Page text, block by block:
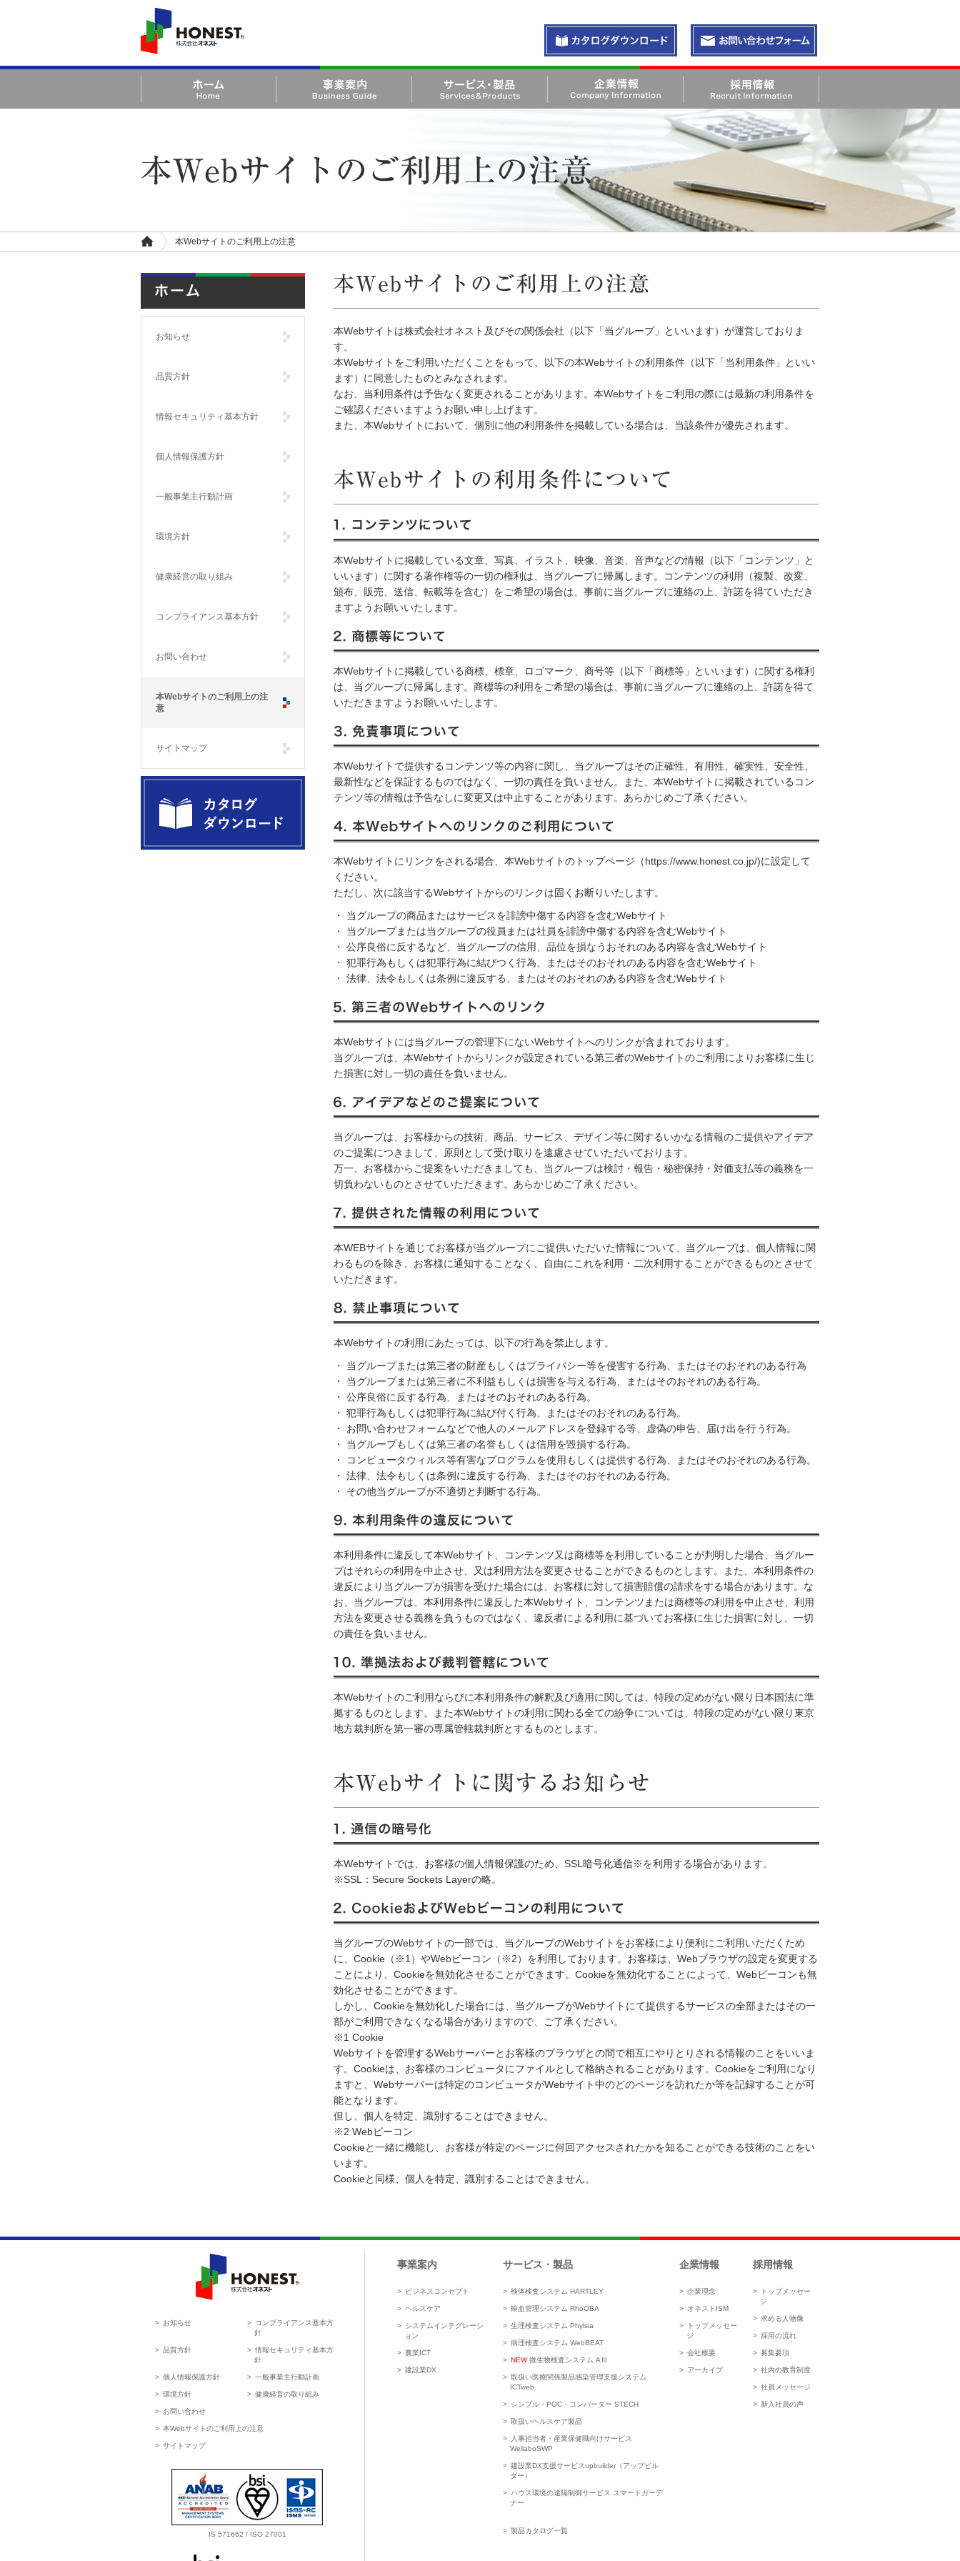
ネスト
お問い合わせ・資料請求 お問い合わせ・資料請求
採用情報 Recruit Information
本Webサイトのご利用上の注意 | 株式会社オネスト
ホ
本Webサイトのご利用上の注意
本Webサイトは株式会社オネスト及びその関係会社（以下「当グループ」といいます）が運営しておりま
す。
本Webサイトをご利用いただくことをもって、以下の本Webサイトの利用条件（以下「当利用条件」といい
ます）に同意したものとみなされます。
なお、当利用条件は予告なく変更されることがあります。本Webサイトをご利用の際には最新の利用条件を
ご確認くださいますようお願い申し上げます。
また、本Webサイトにおいて、個別に他の利用条件を掲載している場合は、当該条件が優先されます。
1. コンテンツについて
本Webサイトに掲載している文章、写真、イラスト、映像、音楽、音声などの情報（以下「コンテンツ」と
いいます）に関する著作権等の一切の権利は、当グループに帰属します。コンテンツの利用（複製、改変、
頒布、販売、送信、転載等を含む）をご希望の場合は、事前に当グループに連絡の上、許諾を得ていただき
ますようお願いいたします。
2. 商標等について
本Webサイトに掲載している商標、標章、ロゴマーク、商号等（以下「商標等」といいます）に関する権利
は、当グループに帰属します。商標等の利用をご希望の場合は、事前に当グループに連絡の上、許諾を得て
いただきますようお願いいたします。
3. 免責事項について
本Webサイトで提供するコンテンツ等の内容に関し、当グループはその正確性、有用性、確実性、安全性、
最新性などを保証するものではなく、一切の責任を負いません。また、本Webサイトに掲載されているコン
テンツ等の情報は予告なしに変更又は中止することがあります。あらかじめご了承ください。
4. 本Webサイトへのリンクのご利用について
本Webサイトにリンクをされる場合、本Webサイトのトップページ（https://www.honest.co.jp/)に設定して
ください。
ただし、次に該当するWebサイトからのリンクは固くお断りいたします。
・ 当グループの商品またはサービスを誹謗中傷する内容を含むWebサイト
・ 当グループまたは当グループの役員または社員を誹謗中傷する内容を含むWebサイト
・ 公序良俗に反するなど、当グループの信用、品位を損なうおそれのある内容を含むWebサイト
・ 犯罪行為もしくは犯罪行為に結びつく行為、またはそのおそれのある内容を含むWebサイト
・ 法律、法令もしくは条例に違反する、またはそのおそれのある内容を含むWebサイト
5. 第三者のWebサイトへのリンク
本Webサイトには当グループの管理下にないWebサイトへのリンクが含まれております。
当グループは、本Webサイトからリンクが設定されている第三者のWebサイトのご利用によりお客様に生じ
た損害に対し一切の責任を負いません。
6. アイデアなどのご提案について
当グループは、お客様からの技術、商品、サービス、デザイン等に関するいかなる情報のご提供やアイデア
のご提案につきまして、原則として受け取りを遠慮させていただいております。
万一、お客様からご提案をいただきましても、当グループは検討・報告・秘密保持・対価支払等の義務を一
切負わないものとさせていただきます。あらかじめご了承ください。
7. 提供された情報の利用について
本WEBサイトを通じてお客様が当グループにご提供いただいた情報について、当グループは、個人情報に関
わるものを除き、お客様に通知することなく、自由にこれを利用・二次利用することができるものとさせて
いただきます。
8. 禁止事項について
本Webサイトの利用にあたっては、以下の行為を禁止します。
・ 当グループまたは第三者の財産もしくはプライバシー等を侵害する行為、またはそのおそれのある行為
・ 当グループまたは第三者に不利益もしくは損害を与える行為、またはそのおそれのある行為。
・ 公序良俗に反する行為、またはそのおそれのある行為。
・ 犯罪行為もしくは犯罪行為に結び付く行為、またはそのおそれのある行為。
・ お問い合わせフォームなどで他人のメールアドレスを登録する等、虚偽の申告、届け出を行う行為。
・ 当グループもしくは第三者の名誉もしくは信用を毀損する行為。
・ コンピュータウィルス等有害なプログラムを使用もしくは提供する行為、またはそのおそれのある行為。
・ 法律、法令もしくは条例に違反する行為、またはそのおそれのある行為。
・ その他当グループが不適切と判断する行為。
9. 本利用条件の違反について
本利用条件に違反して本Webサイト、コンテンツ又は商標等を利用していることが判明した場合、当グルー
プはそれらの利用を中止させ、又は利用方法を変更させることができるものとします。また、本利用条件の
違反により当グループが損害を受けた場合には、お客様に対して損害賠償の請求をする場合があります。な
お、当グループは、本利用条件に違反した本Webサイト、コンテンツまたは商標等の利用を中止させ、利用
方法を変更させる義務を負うものではなく、違反者による利用に基づいてお客様に生じた損害に対し、一切
の責任を負いません。
10. 準拠法および裁判管轄について
本Webサイトのご利用ならびに本利用条件の解釈及び適用に関しては、特段の定めがない限り日本国法に準
拠するものとします。また本Webサイトの利用に関わる全ての紛争については、特段の定めがない限り東京
地方裁判所を第一審の専属管轄裁判所とするものとします。
1. 通信の暗号化
本Webサイトでは、お客様の個人情報保護のため、SSL暗号化通信※を利用する場合があります。
※SSL：Secure Sockets Layerの略。
2. CookieおよびWebビーコンの利用について
当グループのWebサイトの一部では、当グループのWebサイトをお客様により便利にご利用いただくため
に、Cookie（※1）やWebビーコン（※2）を利用しております。お客様は、Webブラウザの設定を変更する
ことにより、Cookieを無効化させることができます。Cookieを無効化することによって、Webビーコンも無
効化させることができます。
しかし、Cookieを無効化した場合には、当グループがWebサイトにて提供するサービスの全部またはその一
部がご利用できなくなる場合がありますので、ご了承ください。
※1 Cookie
Webサイトを管理するWebサーバーとお客様のブラウザとの間で相互にやりとりされる情報のことをいいま
す。Cookieは、お客様のコンピュータにファイルとして格納されることがあります。Cookieをご利用になり
ますと、Webサーバーは特定のコンピュータがWebサイト中のどのページを訪れたか等を記録することが可
能となります。
但し、個人を特定、識別することはできません。
※2 Webビーコン
Cookieと一緒に機能し、お客様が特定のページに何回アクセスされたかを知ることができる技術のことをい
います。
Cookieと同様、個人を特定、識別することはできません。
ホーム
お知らせ
品質方針
情報セキュリティ基本方針
個人情報保護方針
一般事業主行動計画
環境方針
健康経営の取り組み
コンプライアンス基本方針
お問い合わせ
本Webサイトのご利用上の注
意
サイトマップ
お知らせ
コンプライアンス基本方
針
品質方針
情報セキュリティ基本方
針
個人情報保護方針 一般事業主行動計画
環境方針 健康経営の取り組み
お問い合わせ
本Webサイトのご利用上の注意
サイトマップ
IS 571662 / ISO 27001
事業案内
ビジネスコンセプト
ヘルスケア
システムインテグレーシ
ョン
農業ICT
建設業DX
サービス・製品
検体検査システム HARTLEY
輸血管理システム RhoOBA
生理検査システム Phylsia
病理検査システム WebBEAT
NEW微生物検査システム AⅢ
取扱い医療関係製品感染管理支援システム
ICTweb
シンプル・POC・コンバーター STECH
取扱いヘルスケア製品
人事担当者・産業保健職向けサービス
WellaboSWP
建設業DX支援サービスupbuilder（アップビル
ダー）
ハウス環境の遠隔制御サービス スマートガーデ
ナー
製品カタログ一覧
企業情報
企業理念
オネストISM
トップメッセー
ジ
会社概要
アーカイブ
採用情報
トップメッセー
ジ
求める人物像
採用の流れ
募集要項
社内の教育制度
社員メッセージ
新入社員の声